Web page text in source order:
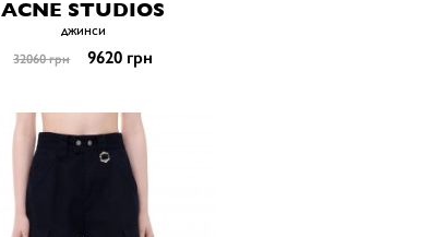
ACNE STUDIOS
джинси
32060 грн 9620 грн